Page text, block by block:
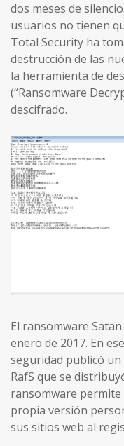
dos meses de
usuarios no tienen
Total Security ha
destrucción de las
la herramienta de
(“Ransomware
descifrado.
El ransomware
enero de 2017. En
seguridad publicó
RafS que se
ransomware permite
propia versión
sus sitios web al